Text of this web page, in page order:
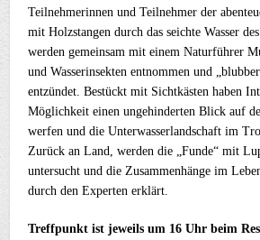
Teilnehmerinnen und Teilnehmer der
mit Holzstangen durch das seichte Wasser
werden gemeinsam mit einem Naturführer
und Wasserinsekten entnommen und
entzündet. Bestückt mit Sichtkästen haben
Möglichkeit einen ungehinderten Blick auf
werfen und die Unterwasserlandschaft im
Zurück an Land, werden die „Funde“ mit
untersucht und die Zusammenhänge im
durch den Experten erklärt.
Treffpunkt ist jeweils um 16 Uhr beim